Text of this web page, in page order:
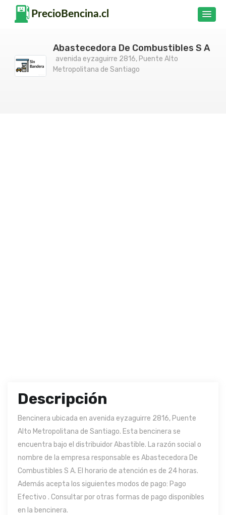
Abastecedora De Combustibles S A
avenida eyzaguirre 2816, Puente Alto
Metropolitana de Santiago
Descripción
Bencinera ubicada en avenida eyzaguirre 2816, Puente
Alto Metropolitana de Santiago. Esta bencinera se
encuentra bajo el distribuidor Abastible. La razón social o
nombre de la empresa responsable es Abastecedora De
Combustibles S A. El horario de atención es de 24 horas.
Además acepta los siguientes modos de pago: Pago
Efectivo . Consultar por otras formas de pago disponibles
en la bencinera.